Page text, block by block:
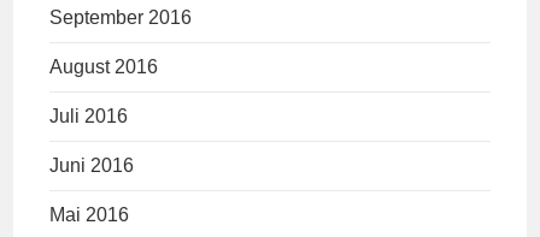
September 2016
August 2016
Juli 2016
Juni 2016
Mai 2016